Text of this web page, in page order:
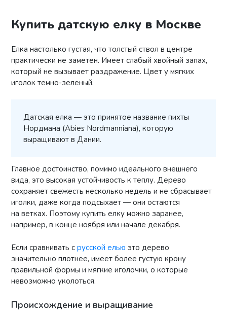
Купить датскую елку в Москве
Елка настолько густая, что толстый ствол в центре
практически не заметен. Имеет слабый хвойный запах,
который не вызывает раздражение. Цвет у мягких
иголок темно-зеленый.
Датская елка — это принятое название пихты
Нордмана (Abies Nordmanniana), которую
выращивают в Дании.
Главное достоинство, помимо идеального внешнего
вида, это высокая устойчивость к теплу. Дерево
сохраняет свежесть несколько недель и не сбрасывает
иголки, даже когда подсыхает — они остаются
на ветках. Поэтому купить елку можно заранее,
например, в конце ноября или начале декабря.
Если сравнивать срусской елью это дерево
значительно плотнее, имеет более густую крону
правильной формы и мягкие иголочки, о которые
невозможно уколоться.
Происхождение и выращивание